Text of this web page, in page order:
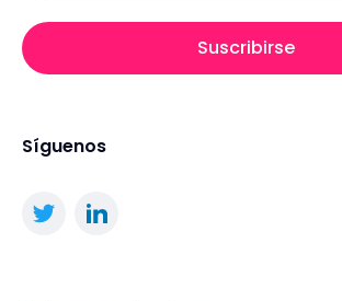
Suscribirse
Síguenos